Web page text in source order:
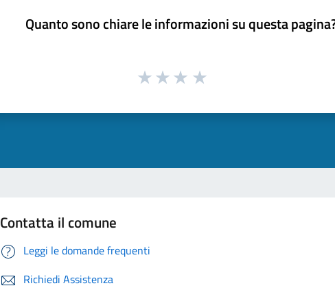
Quanto sono chiare le informazioni su questa
Contatta il comune
Leggi le domande frequenti
Richiedi Assistenza